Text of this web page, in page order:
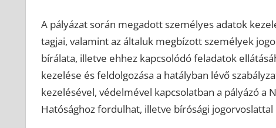
A pályázat során megadott személyes adatok
tagjai, valamint az általuk megbízott személyek
bírálata, illetve ehhez kapcsolódó feladatok
kezelése és feldolgozása a hatályban lévő
kezelésével, védelmével kapcsolatban a pályázó
Hatósághoz fordulhat, illetve bírósági jogorvoslattal